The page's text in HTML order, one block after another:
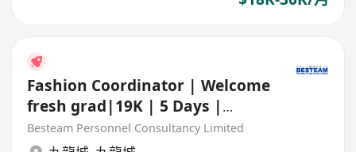
Fashion Coordinator | Welcome
fresh grad|19K | 5 Days |
Double Pay, | 20 days AL
Besteam Personnel Consultancy Limited